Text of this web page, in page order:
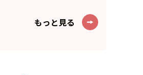
もっと見る